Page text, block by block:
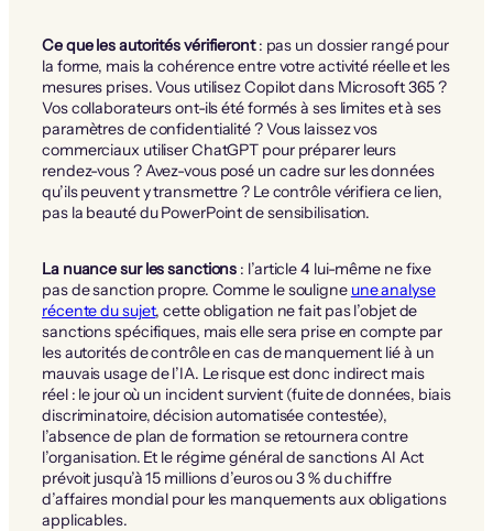
Ce que les autorités vérifieront: pas un dossier rangé pour
la forme, mais la cohérence entre votre activité réelle et les
mesures prises. Vous utilisez Copilot dans Microsoft 365 ?
Vos collaborateurs ont-ils été formés à ses limites et à ses
paramètres de confidentialité ? Vous laissez vos
commerciaux utiliser ChatGPT pour préparer leurs
rendez-vous ? Avez-vous posé un cadre sur les données
qu’ils peuvent y transmettre ? Le contrôle vérifiera ce lien,
pas la beauté du PowerPoint de sensibilisation.
La nuance sur les sanctions : l’article 4 lui-même ne fixe
pas de sanction propre. Comme le souligne une analyse
récente du sujet, cette obligation ne fait pas l’objet de
sanctions spécifiques, mais elle sera prise en compte par
les autorités de contrôle en cas de manquement lié à un
mauvais usage de l’IA. Le risque est donc indirect mais
réel : le jour où un incident survient (fuite de données, biais
discriminatoire, décision automatisée contestée),
l’absence de plan de formation se retournera contre
l’organisation. Et le régime général de sanctions AI Act
prévoit jusqu’à 15 millions d’euros ou 3 % du chiffre
d’affaires mondial pour les manquements aux obligations
applicables.